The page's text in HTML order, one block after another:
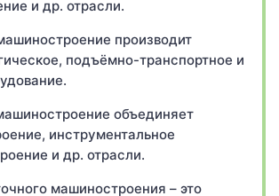
и др. отрасли.
производит
подъёмно-транспортное и
объединяет
инструментальное
и др. отрасли.
машиностроения – это